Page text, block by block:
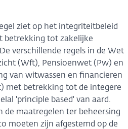
ziet op het integriteitbeleid
betrekking tot zakelijke
verschillende regels in de Wet
(Wft), Pensioenwet (Pw) en
van witwassen en financieren
met betrekking tot de integere
'principle based' van aard.
de maatregelen ter beheersing
moeten zijn afgestemd op de